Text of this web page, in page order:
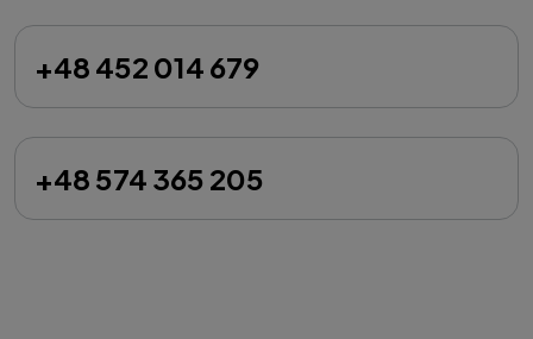
+48 452 014 679
+48 574 365 205